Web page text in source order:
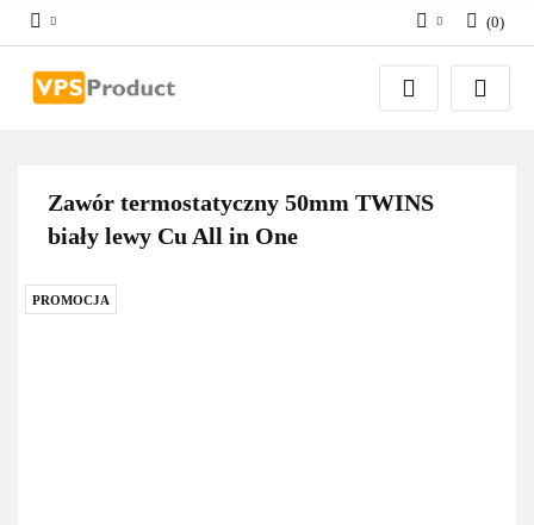
Zaloguj się
Zarejestruj się
(0)
Zawór termostatyczny 50mm TWINS
biały lewy Cu All in One
PROMOCJA